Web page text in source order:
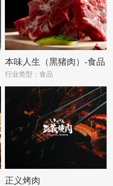
本味人生（黑猪肉）-食品
行业类型：食品
正义烤肉